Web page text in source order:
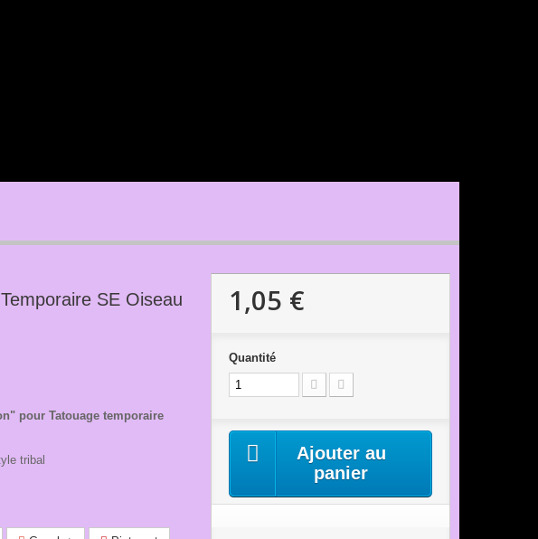
SE Oiseau
pour Tatouage temporaire
tribal
1,05 €
Quantité
Ajouter au
panier